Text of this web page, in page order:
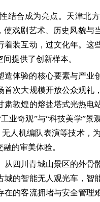
结合成为亮点。天津北
使戏剧艺术、历史风貌与
装互动，过文化年。这
提供了创新样本。
体验的核心要素与产业
次大规模开放公众观礼
敦煌的熔盐塔式光热电
业奇观”与“科技美学”景
人机编队表演等技术，
的审美体验。
四川青城山景区的外骨
的智能无人观光车，智
的客流拥堵与安全管理